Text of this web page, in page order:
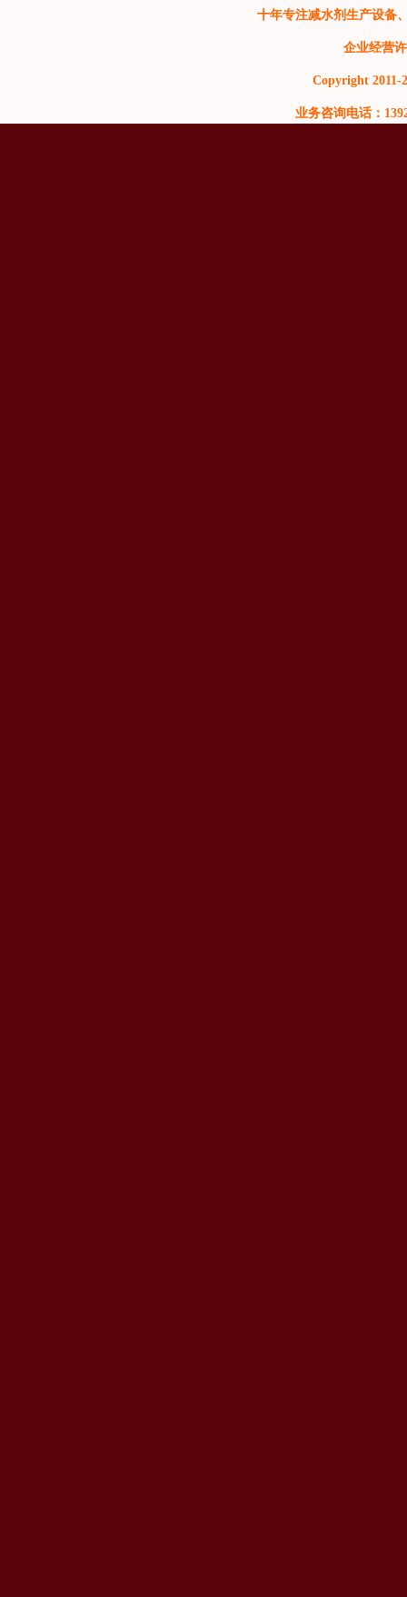
十年专注减水剂生产设备
企业经营
Copyright 2011-
业务咨询电话：